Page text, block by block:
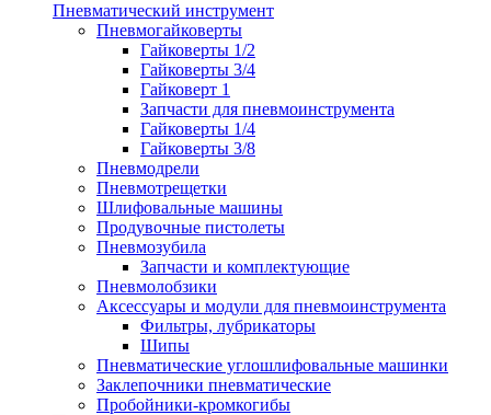
Пневматический инструмент
Пневмогайковерты
Гайковерты 1/2
Гайковерты 3/4
Гайковерт 1
Запчасти для пневмоинструмента
Гайковерты 1/4
Гайковерты 3/8
Пневмодрели
Пневмотрещетки
Шлифовальные машины
Продувочные пистолеты
Пневмозубила
Запчасти и комплектующие
Пневмолобзики
Аксессуары и модули для пневмоинструмента
Фильтры, лубрикаторы
Шипы
Пневматические углошлифовальные машинки
Заклепочники пневматические
Пробойники-кромкогибы